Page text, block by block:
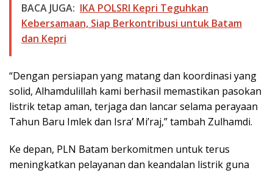
BACA JUGA: IKA POLSRI Kepri Teguhkan
Kebersamaan, Siap Berkontribusi untuk Batam
dan Kepri
“Dengan persiapan yang matang dan koordinasi yang
solid, Alhamdulillah kami berhasil memastikan pasokan
listrik tetap aman, terjaga dan lancar selama perayaan
Tahun Baru Imlek dan Isra’ Mi’raj,” tambah Zulhamdi.
Ke depan, PLN Batam berkomitmen untuk terus
meningkatkan pelayanan dan keandalan listrik guna